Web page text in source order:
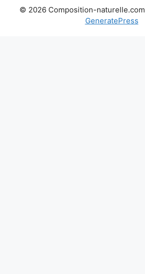
© 2026 Composition-naturelle.com
GeneratePress